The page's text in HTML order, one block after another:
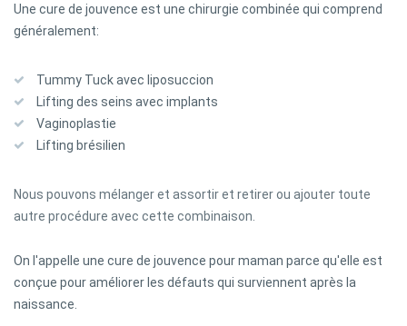
Une cure de jouvence est une chirurgie combinée qui comprend
généralement:
Tummy Tuck avec liposuccion
Lifting des seins avec implants
Vaginoplastie
Lifting brésilien
Nous pouvons mélanger et assortir et retirer ou ajouter toute
autre procédure avec cette combinaison.
On l'appelle une cure de jouvence pour maman parce qu'elle est
conçue pour améliorer les défauts qui surviennent après la
naissance.